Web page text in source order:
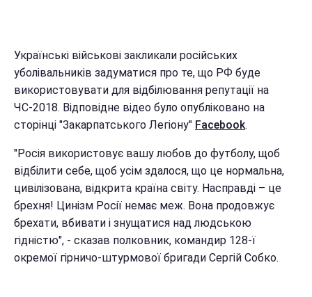
Українські військові закликали російських
уболівальників задуматися про те, що РФ буде
використовувати для відбілювання репутації на
ЧС-2018. Відповідне відео було опубліковано на
сторінці "Закарпатського Легіону" Facebook.
"Росія використовує вашу любов до футболу, щоб
відбілити себе, щоб усім здалося, що це нормальна,
цивілізована, відкрита країна світу. Насправді – це
брехня! Цинізм Росії немає меж. Вона продовжує
брехати, вбивати і знущатися над людською
гідністю", - сказав полковник, командир 128-ї
окремої гірничо-штурмової бригади Сергій Собко.